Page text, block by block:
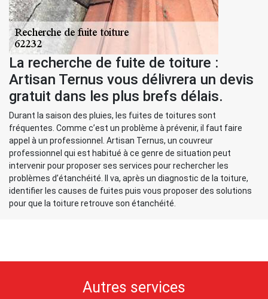
La recherche de fuite de toiture :
Artisan Ternus vous délivrera un devis
gratuit dans les plus brefs délais.
Durant la saison des pluies, les fuites de toitures sont
fréquentes. Comme c’est un problème à prévenir, il faut faire
appel à un professionnel. Artisan Ternus, un couvreur
professionnel qui est habitué à ce genre de situation peut
intervenir pour proposer ses services pour rechercher les
problèmes d’étanchéité. Il va, après un diagnostic de la toiture,
identifier les causes de fuites puis vous proposer des solutions
pour que la toiture retrouve son étanchéité.
Autres services